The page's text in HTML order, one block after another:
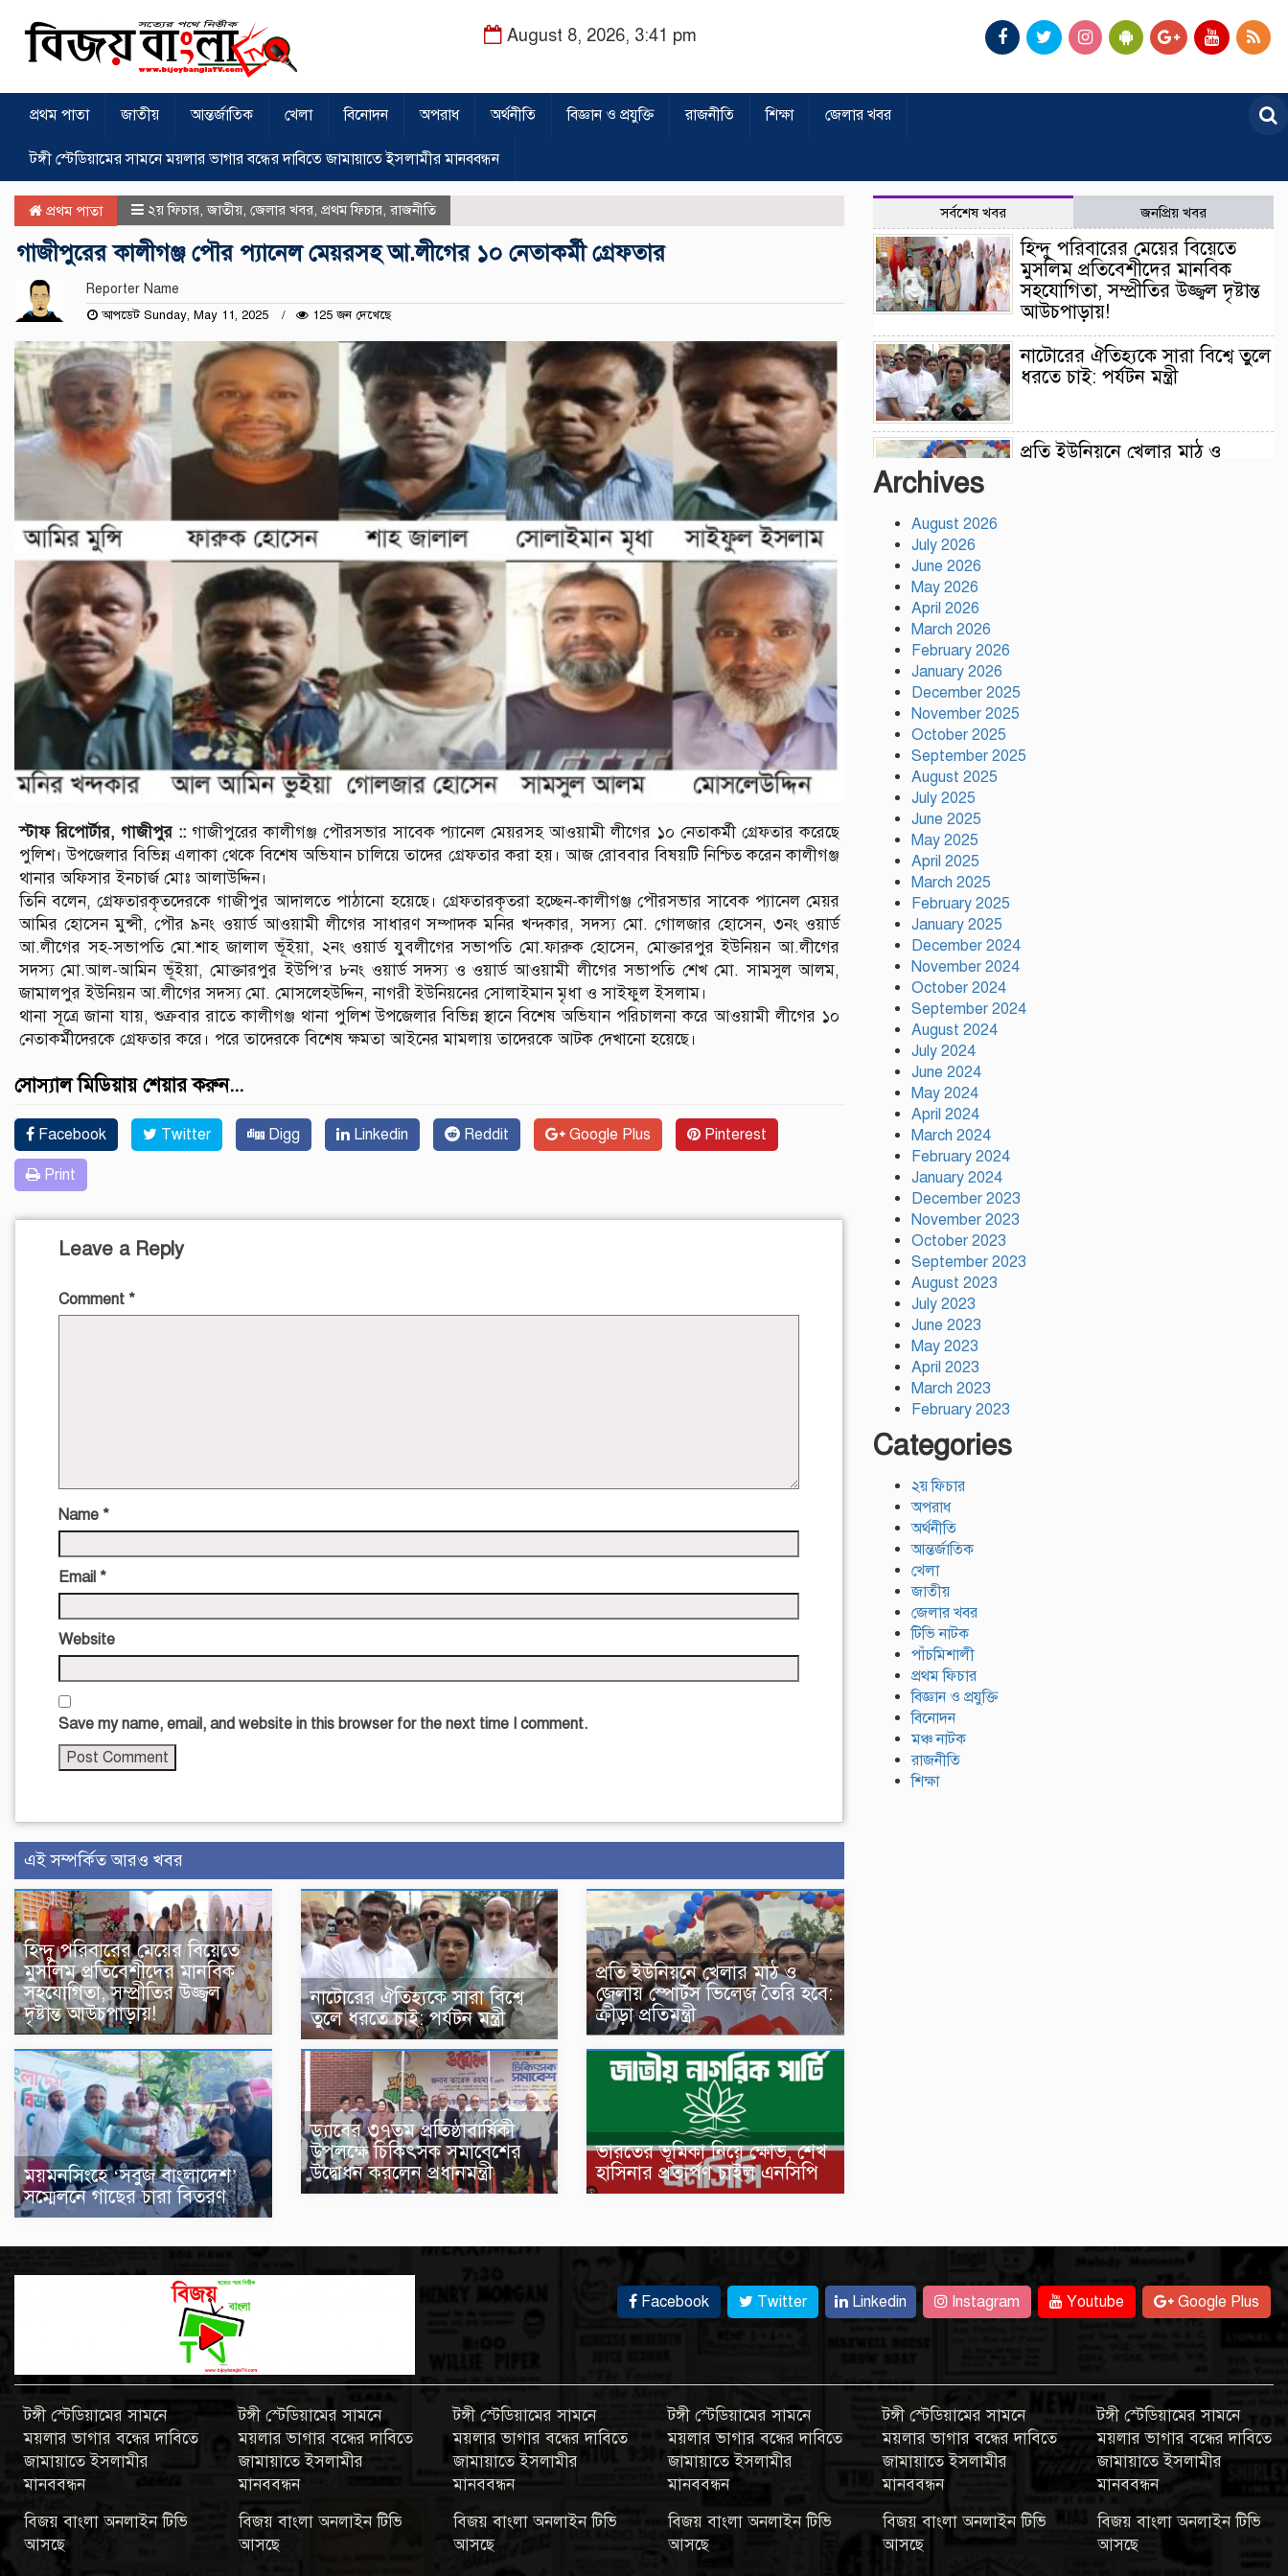
August 8, 2026, 3:41 pm
প্রথম পাতা জাতীয় আন্তর্জাতিক খেলা বিনোদন অপরাধ অর্থনীতি বিজ্ঞান ও প্রযুক্তি রাজনীতি শিক্ষা জেলার খবর
টঙ্গী স্টেডিয়ামের সামনে ময়লার ভাগার বন্ধের দাবিতে জামায়াতে ইসলামীর মানববন্ধন
প্রথম পাতা ২য় ফিচার ,জাতীয় জেলার খবর প্রথম ফিচার রাজনীতি
গাজীপুরের কালীগঞ্জ পৌর প্যানেল মেয়রসহ আ.লীগের ১০ নেতাকর্মী গ্রেফতার
Reporter Name
আপডেট Sunday, May 11, 2025 125 জন দেখেছে
স্টাফ রিপোর্টার, গাজীপুর ::গাজীপুরের কালীগঞ্জ পৌরসভার সাবেক প্যানেল মেয়রসহ আওয়ামী লীগের ১০ নেতাকর্মী গ্রেফতার করেছে
পুলিশ। উপজেলার বিভিন্ন এলাকা থেকে বিশেষ অভিযান চালিয়ে তাদের গ্রেফতার করা হয়। আজ রোববার বিষয়টি নিশ্চিত করেন কালীগঞ্জ
থানার অফিসার ইনচার্জ মোঃ আলাউদ্দিন।
তিনি বলেন, গ্রেফতারকৃতদেরকে গাজীপুর আদালতে পাঠানো হয়েছে। গ্রেফতারকৃতরা হচ্ছেন-কালীগঞ্জ পৌরসভার সাবেক প্যানেল মেয়র
আমির হোসেন মুন্সী, পৌর ৯নং ওয়ার্ড আওয়ামী লীগের সাধারণ সম্পাদক মনির খন্দকার, সদস্য মো. গোলজার হোসেন, ৩নং ওয়ার্ড
আ.লীগের সহ-সভাপতি মো.শাহ জালাল ভূঁইয়া, ২নং ওয়ার্ড যুবলীগের সভাপতি মো.ফারুক হোসেন, মোক্তারপুর ইউনিয়ন আ.লীগের
সদস্য মো.আল-আমিন ভূঁইয়া, মোক্তারপুর ইউপি’র ৮নং ওয়ার্ড সদস্য ও ওয়ার্ড আওয়ামী লীগের সভাপতি শেখ মো. সামসুল আলম,
জামালপুর ইউনিয়ন আ.লীগের সদস্য মো. মোসলেহউদ্দিন, নাগরী ইউনিয়নের সোলাইমান মৃধা ও সাইফুল ইসলাম।
থানা সূত্রে জানা যায়, শুক্রবার রাতে কালীগঞ্জ থানা পুলিশ উপজেলার বিভিন্ন স্থানে বিশেষ অভিযান পরিচালনা করে আওয়ামী লীগের ১০
নেতাকর্মীদেরকে গ্রেফতার করে। পরে তাদেরকে বিশেষ ক্ষমতা আইনের মামলায় তাদেরকে আটক দেখানো হয়েছে।
সোস্যাল মিডিয়ায় শেয়ার করুন...
Facebook Twitter Digg Linkedin Reddit Google Plus Pinterest
Print
Leave a Reply
Comment *
Name *
Email *
Website
Save my name, email, and website in this browser for the next time I comment.
এই সম্পর্কিত আরও খবর
হিন্দু পরিবারের মেয়ের বিয়েতে
মুসলিম প্রতিবেশীদের মানবিক
সহযোগিতা, সম্প্রীতির উজ্জ্বল
দৃষ্টান্ত আউচপাড়ায়!
নাটোরের ঐতিহ্যকে সারা বিশ্বে
তুলে ধরতে চাই: পর্যটন মন্ত্রী
প্রতি ইউনিয়নে খেলার মাঠ ও
জেলায় স্পোর্টস ভিলেজ তৈরি হবে:
ক্রীড়া প্রতিমন্ত্রী
ময়মনসিংহে ‘সবুজ বাংলাদেশ’
সম্মেলনে গাছের চারা বিতরণ
ড্যাবের ৩৭তম প্রতিষ্ঠাবার্ষিকী
উপলক্ষে চিকিৎসক সমাবেশের
উদ্বোধন করলেন প্রধানমন্ত্রী
ভারতের ভূমিকা নিয়ে ক্ষোভ, শেখ
হাসিনার প্রত্যর্পণ চাইল এনসিপি
সর্বশেষ খবর জনপ্রিয় খবর
হিন্দু পরিবারের মেয়ের বিয়েতে
মুসলিম প্রতিবেশীদের মানবিক
সহযোগিতা, সম্প্রীতির উজ্জ্বল দৃষ্টান্ত
আউচপাড়ায়!
নাটোরের ঐতিহ্যকে সারা বিশ্বে তুলে
ধরতে চাই: পর্যটন মন্ত্রী
প্রতি ইউনিয়নে খেলার মাঠ ও
ড্যাবের ৩৭তম প্রতিষ্ঠাবার্ষিকী
উপলক্ষে চিকিৎসক সমাবেশের
Archives
August 2026
July 2026
June 2026
May 2026
April 2026
March 2026
February 2026
January 2026
December 2025
November 2025
October 2025
September 2025
August 2025
July 2025
June 2025
May 2025
April 2025
March 2025
February 2025
January 2025
December 2024
November 2024
October 2024
September 2024
August 2024
July 2024
June 2024
May 2024
April 2024
March 2024
February 2024
January 2024
December 2023
November 2023
October 2023
September 2023
August 2023
July 2023
June 2023
May 2023
April 2023
March 2023
February 2023
Categories
২য় ফিচার
অপরাধ
অর্থনীতি
আন্তর্জাতিক
খেলা
জাতীয়
জেলার খবর
টিভি নাটক
পাঁচমিশালী
প্রথম ফিচার
বিজ্ঞান ও প্রযুক্তি
বিনোদন
মঞ্চ নাটক
রাজনীতি
শিক্ষা
Facebook Twitter Linkedin Instagram Youtube Google Plus
টঙ্গী স্টেডিয়ামের সামনে
ময়লার ভাগার বন্ধের দাবিতে
জামায়াতে ইসলামীর
মানববন্ধন
বিজয় বাংলা অনলাইন টিভি
আসছে
টঙ্গী স্টেডিয়ামের সামনে
ময়লার ভাগার বন্ধের দাবিতে
জামায়াতে ইসলামীর
মানববন্ধন
বিজয় বাংলা অনলাইন টিভি
আসছে
টঙ্গী স্টেডিয়ামের সামনে
ময়লার ভাগার বন্ধের দাবিতে
জামায়াতে ইসলামীর
মানববন্ধন
বিজয় বাংলা অনলাইন টিভি
আসছে
টঙ্গী স্টেডিয়ামের সামনে
ময়লার ভাগার বন্ধের দাবিতে
জামায়াতে ইসলামীর
মানববন্ধন
বিজয় বাংলা অনলাইন টিভি
আসছে
টঙ্গী স্টেডিয়ামের সামনে
ময়লার ভাগার বন্ধের দাবিতে
জামায়াতে ইসলামীর
মানববন্ধন
বিজয় বাংলা অনলাইন টিভি
আসছে
টঙ্গী স্টেডিয়ামের সামনে
ময়লার ভাগার বন্ধের দাবিতে
জামায়াতে ইসলামীর
মানববন্ধন
বিজয় বাংলা অনলাইন টিভি
আসছে